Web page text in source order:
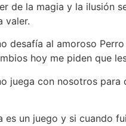
de la magia y la ilusión
valer.
desafía al amoroso
hoy me piden que
juega con nosotros para
es un juego y si cuando